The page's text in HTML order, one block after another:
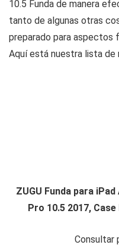
10.5 Funda de manera
tanto de algunas otras
preparado para aspectos
Aquí está nuestra lista de
ZUGU Funda para
Pro 10.5 2017,
Consultar